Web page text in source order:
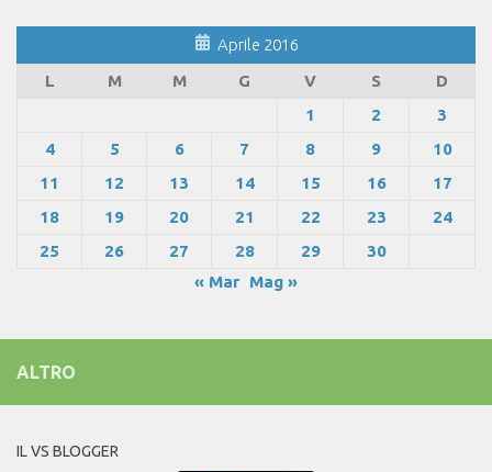
Aprile 2016
L
M M G V S
D
1
2
3
4
5 6 7 8 9
10
11
12 13 14 15 16
17
18
19 20 21 22 23
24
25
26 27 28 29
30
« Mar Mag »
ALTRO
IL VS BLOGGER